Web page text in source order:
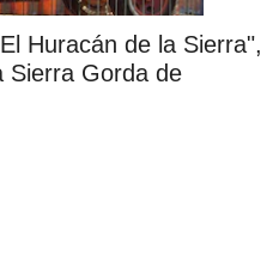
Huracán de la Sierra",
Sierra Gorda de